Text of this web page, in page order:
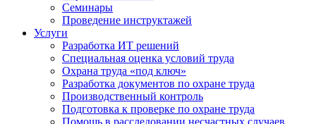
Семинары
Проведение инструктажей
Услуги
Разработка ИТ решений
Специальная оценка условий труда
Охрана труда «под ключ»
Разработка документов по охране труда
Производственный контроль
Подготовка к проверке по охране труда
Помощь в расследовании несчастных случаев